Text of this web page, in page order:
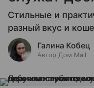
Стильные и
разный вкус и
Галина Кобец
Автор Дом Mail